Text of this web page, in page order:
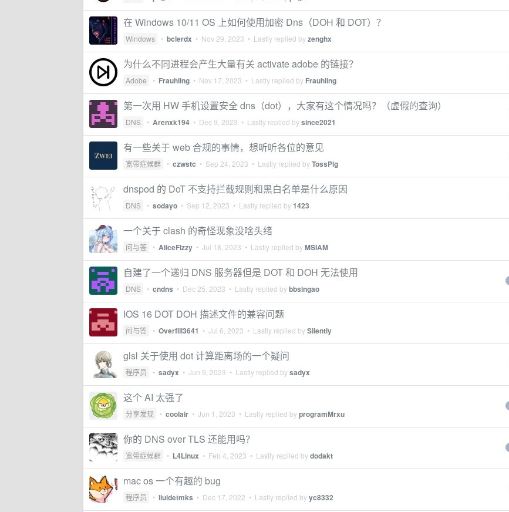
在 Windows 10/11 OS 上如何使用加密 Dns（DOH 和 DOT）？
Windows • bclerdx • Nov 29, 2023 • Lastly replied byzenghx
为什么不同进程会产生大量有关 activate adobe 的链接？
Adobe • Frauhling • Nov 17, 2023 • Lastly replied by Frauhling
第一次用 HW 手机设置安全 dns（dot），大家有这个情况吗？（虚假的查询）
DNS • Arenxk194 • Dec 9, 2023 • Lastly replied bysince2021
有一些关于 web 合规的事情，想听听各位的意见
宽带症候群 • czwstc • Sep 24, 2023 • Lastly replied byTossPig
dnspod 的 DoT 不支持拦截规则和黑白名单是什么原因
DNS • sodayo • Sep 12, 2023 • Lastly replied by1423
一个关于 clash 的奇怪现象没啥头绪
问与答 • AliceFizzy • Jul 18, 2023 • Lastly replied byMSIAM
自建了一个递归 DNS 服务器但是 DOT 和 DOH 无法使用
DNS • cndns • Dec 25, 2023 • Lastly replied bybbsingao
IOS 16 DOT DOH 描述文件的兼容问题
问与答 • Overfill3641 • Jul 6, 2023 • Lastly replied bySilently
glsl 关于使用 dot 计算距离场的一个疑问
程序员 • sadyx • Jun 9, 2023 • Lastly replied bysadyx
这个 AI 太强了
分享发现 • coolair • Jun 1, 2023 • Lastly replied byprogramMrxu
你的 DNS over TLS 还能用吗？
宽带症候群 • L4Linux • Feb 4, 2023 • Lastly replied bydodakt
mac os 一个有趣的 bug
程序员 • liuidetmks • Dec 17, 2022 • Lastly replied byyc8332